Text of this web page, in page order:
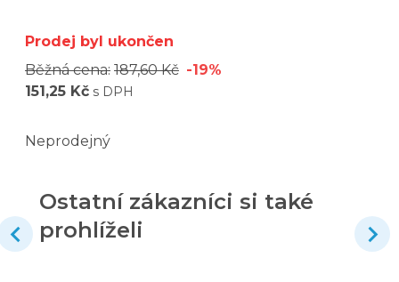
Prodej byl ukončen
Běžná cena: 187,60 Kč -19%
151,25 Kč s DPH
Neprodejný
Ostatní zákazníci si také
prohlíželi